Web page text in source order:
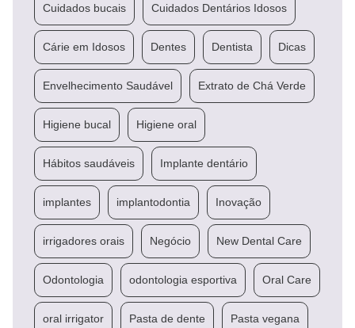
Cuidados bucais Cuidados Dentários Idosos
Cárie em Idosos Dentes Dentista Dicas
Envelhecimento Saudável Extrato de Chá Verde
Higiene bucal Higiene oral
Hábitos saudáveis Implante dentário
implantes implantodontia Inovação
irrigadores orais Negócio New Dental Care
Odontologia odontologia esportiva Oral Care
oral irrigator Pasta de dente Pasta vegana